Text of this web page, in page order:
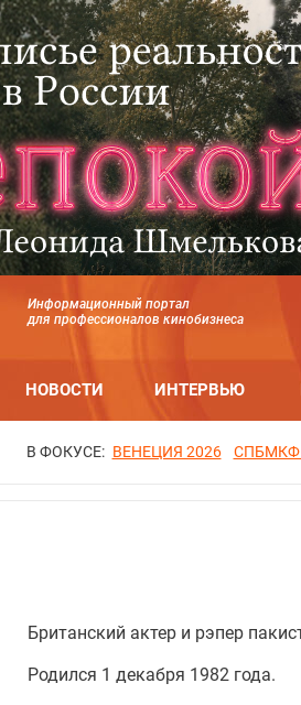
Информационный портал
для профессионалов кинобизнеса
НОВОСТИ ИНТЕРВЬЮ
В ФОКУСЕ: ВЕНЕЦИЯ 2026 СПБМКФ
Британский актер и рэпер
Родился 1 декабря 1982 года.